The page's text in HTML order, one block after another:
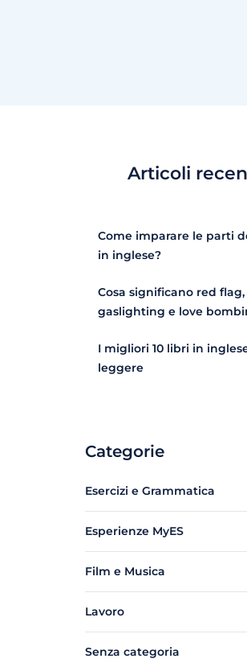
Articoli
Come imparare le parti
in inglese?
Cosa significano red flag,
gaslighting e love
I migliori 10 libri in
leggere
Categorie
Esercizi e Grammatica
Esperienze MyES
Film e Musica
Lavoro
Senza categoria